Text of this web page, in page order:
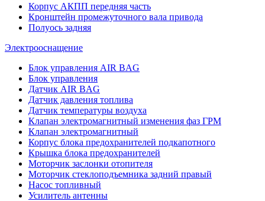
Корпус АКПП передняя часть
Кронштейн промежуточного вала привода
Полуось задняя
Электрооснащение
Блок управления AIR BAG
Блок управления
Датчик AIR BAG
Датчик давления топлива
Датчик температуры воздуха
Клапан электромагнитный изменения фаз ГРМ
Клапан электромагнитный
Корпус блока предохранителей подкапотного
Крышка блока предохранителей
Моторчик заслонки отопителя
Моторчик стеклоподъемника задний правый
Насос топливный
Усилитель антенны